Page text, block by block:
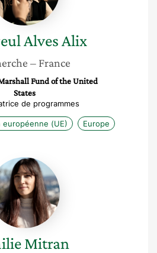
AlvesAlix
– France
Fund of the United
States
de programmes
européenne (UE) Europe
Emilie
Mitran
Mitran